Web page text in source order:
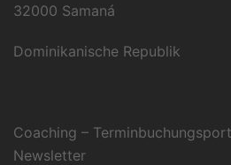
32000 Samaná
Dominikanische Republik
Coaching –
Newsletter